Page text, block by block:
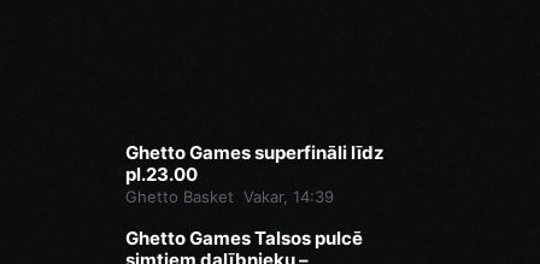
Ghetto Games superfināli līdz
pl.23.00
Ghetto Basket Vakar, 14:39
Ghetto Games Talsos pulcē